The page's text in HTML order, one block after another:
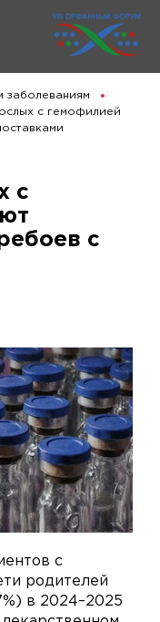
заболеваниям
с гемофилией
с
с
с
родителей
в 2024–2025